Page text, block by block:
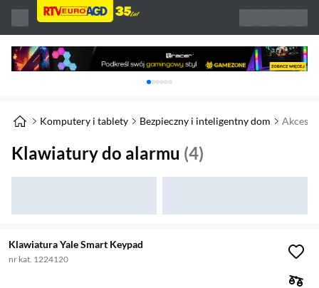
Karuzela z banerami, aktualny element 1 z
Komputery i tablety Bezpieczny i inteligentny dom
Klawiatury do alarmu (4)
Klawiatura Yale Smart Keypad
nr kat. 1224120